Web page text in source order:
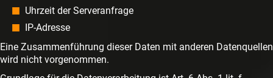
Uhrzeit der Serveranfrage
IP-Adresse
Eine Zusammenführung dieser Daten mit anderen Datenquellen
wird nicht vorgenommen.